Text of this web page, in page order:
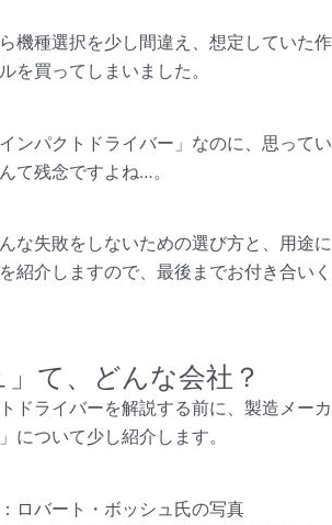
機種選択を少し間違え、想定していた作
を買ってしまいました。
ンパクトドライバー」なのに、思ってい
て残念ですよね…。
な失敗をしないための選び方と、用途に
紹介しますので、最後までお付き合いく
て、どんな会社？
ドライバーを解説する前に、製造メーカ
について少し紹介します。